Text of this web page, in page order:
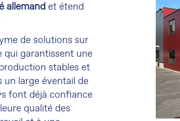
allemand et étend
de solutions sur
qui garantissent une
stables et
un large éventail de
font déjà confiance
qualité des